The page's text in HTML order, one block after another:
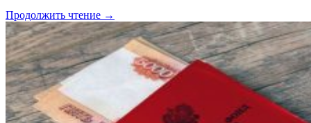
Продолжить чтение →